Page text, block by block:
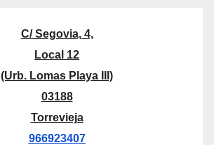
C/ Segovia, 4,
Local 12
(Urb. Lomas Playa III)
03188
Torrevieja
966923407